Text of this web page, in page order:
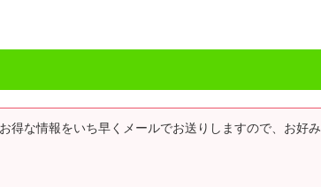
な情報をいち早くメールでお送りしますので、お好